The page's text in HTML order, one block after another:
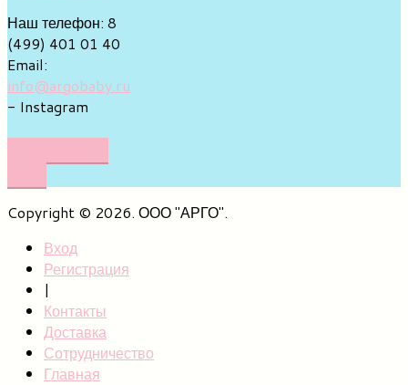
Наш телефон: 8
(499) 401 01 40
Email:
info@argobaby.ru
- Instagram
Copyright © 2026. ООО "АРГО".
Вход
Регистрация
|
Контакты
Доставка
Сотрудничество
Главная